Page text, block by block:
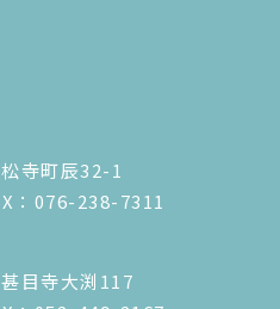
寺町辰32-1
：076-238-7311
目寺大渕117